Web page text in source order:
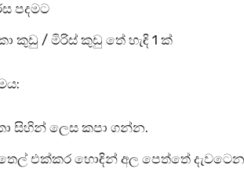
පදමට
කුඩු / මිරිස් කුඩු තේ හැඳි 1 ක්
සිහින් ලෙස කපා ගන්න.
එක්කර හොඳින් අල පෙත්තේ